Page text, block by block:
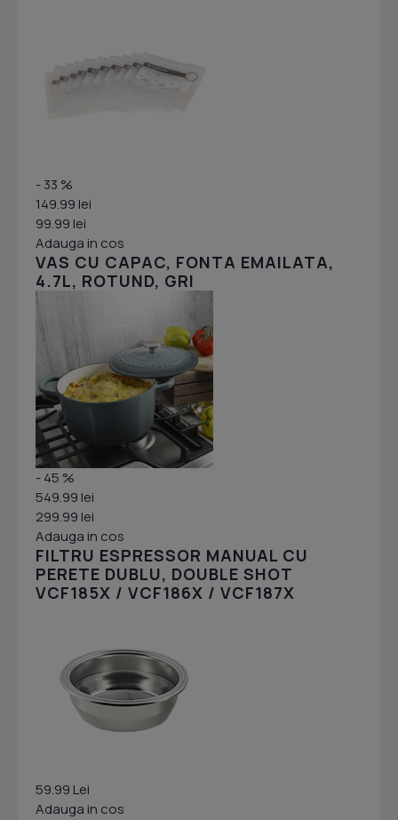
- 33 %
149.99 lei
99.99 lei
Adauga in cos
VAS CU CAPAC, FONTA EMAILATA,
4.7L, ROTUND, GRI
- 45 %
549.99 lei
299.99 lei
Adauga in cos
FILTRU ESPRESSOR MANUAL CU
PERETE DUBLU, DOUBLE SHOT
VCF185X / VCF186X / VCF187X
59.99 Lei
Adauga in cos